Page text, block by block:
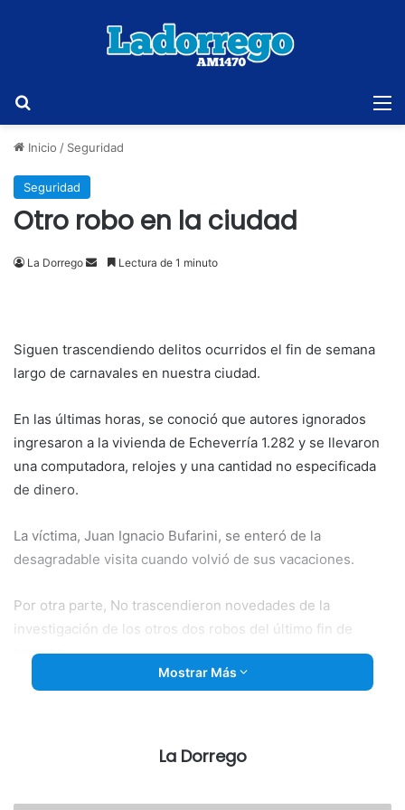
Inicio / Seguridad
Seguridad
Otro robo en la ciudad
La Dorrego
SendLectura de 1 minuto
Siguen trascendiendo delitos ocurridos el fin de semana
largo de carnavales en nuestra ciudad.
En las últimas horas, se conoció que autores ignorados
ingresaron a la vivienda de Echeverría 1.282 y se llevaron
una computadora, relojes y una cantidad no especificada
de dinero.
La víctima, Juan Ignacio Bufarini, se enteró de la
desagradable visita cuando volvió de sus vacaciones.
Por otra parte, No trascendieron novedades de la
investigación de los otros dos robos del último fin de
semana.
por un delincuente mientras dormía en su habitación y
Mostrar Más
La Dorrego